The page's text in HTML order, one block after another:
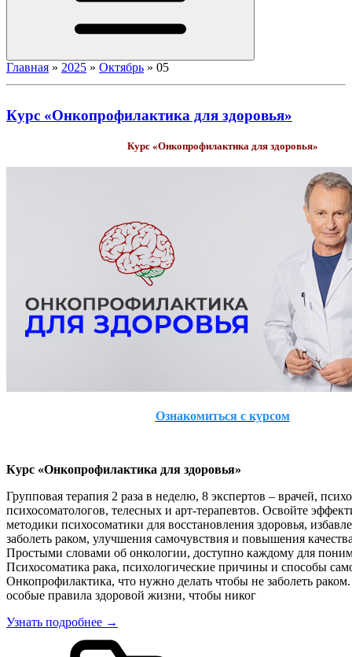
Главная » 2025 » Октябрь » 05
Курс «Онкопрофилактика для здоровья»
Курс «Онкопрофилактика для здоровья»
Ознакомиться с курсом
Курс «Онкопрофилактика для здоровья»
Групповая терапия 2 раза в неделю, 8 экспертов – врачей,
психосоматологов, телесных и арт-терапевтов. Освойте
методики психосоматики для восстановления здоровья,
заболеть раком, улучшения самочувствия и повышения
Простыми словами об онкологии, доступно каждому для
Психосоматика рака, психологические причины и способы
Онкопрофилактика, что нужно делать чтобы не заболеть
особые правила здоровой жизни, чтобы никог
Узнать подробнее →